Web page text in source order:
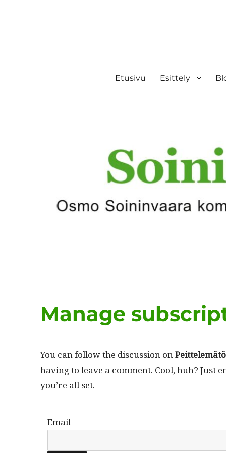
Etusivu Esittely
Manage
You can fol­low the dis­cus­sion on
hav­ing to leave a com­ment. Cool, huh? Just
you’re all set.
Email